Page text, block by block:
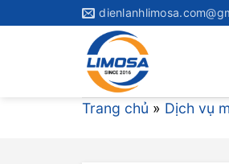
Trang chủ » Dịch vụ